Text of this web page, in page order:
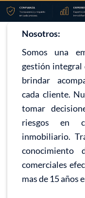
Nosotros:
Somos una
gestión integral
brindar
cada cliente.
tomar
riesgos en
inmobiliario.
conocimiento
comerciales
mas de 15 años